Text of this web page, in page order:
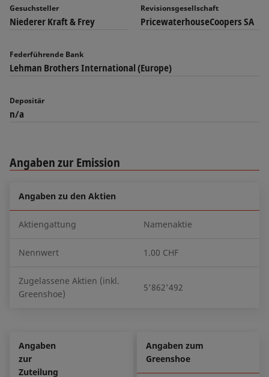
Gesuchsteller
Niederer Kraft & Frey
Revisionsgesellschaft
PricewaterhouseCoopers SA
Federführende Bank
Lehman Brothers International (Europe)
Depositär
n/a
Angaben zur Emission
Angaben zu den Aktien
Aktiengattung Namenaktie
Nennwert 1.00 CHF
Zugelassene Aktien (inkl.
Greenshoe)
5'862'492
Angaben
zur
Zuteilung
Angaben zum
Greenshoe